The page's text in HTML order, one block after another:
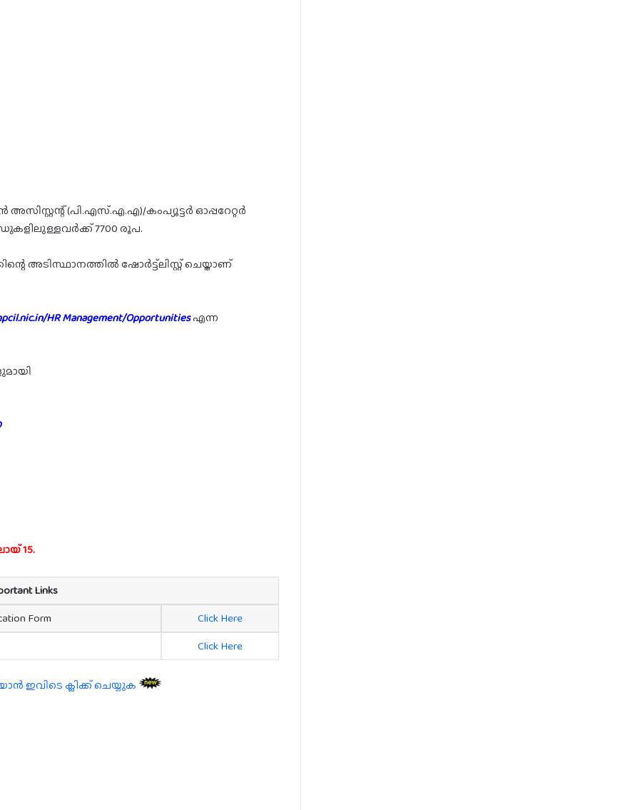
(പി.എസ്.എ.എ)/കംപ്യൂട്ടർ ഓപ്പറേറ്റർ
7700 രൂപ.
അടിസ്ഥാനത്തിൽ ഷോർട്ട്ലിസ്റ്റ് ചെയ്താണ്
HR Management/Opportunitiesഎന്ന
15.
Links
Form
Click Here
Click Here
ഇവിടെ ക്ലിക്ക് ചെയ്യുക